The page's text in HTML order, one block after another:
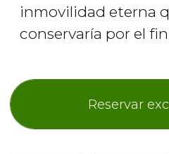
inmovilidad eterna
conservaría por el
Reservar